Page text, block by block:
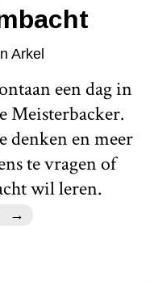
Arkel
een dag in
Meisterbacker.
denken en meer
te vragen of
wil leren.